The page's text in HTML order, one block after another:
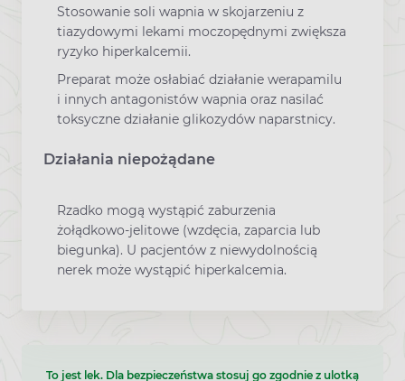
Stosowanie soli wapnia w skojarzeniu z
tiazydowymi lekami moczopędnymi zwiększa
ryzyko hiperkalcemii.
Preparat może osłabiać działanie werapamilu
i innych antagonistów wapnia oraz nasilać
toksyczne działanie glikozydów naparstnicy.
Działania niepożądane
Rzadko mogą wystąpić zaburzenia
żołądkowo-jelitowe (wzdęcia, zaparcia lub
biegunka). U pacjentów z niewydolnością
nerek może wystąpić hiperkalcemia.
To jest lek. Dla bezpieczeństwa stosuj go zgodnie z ulotką